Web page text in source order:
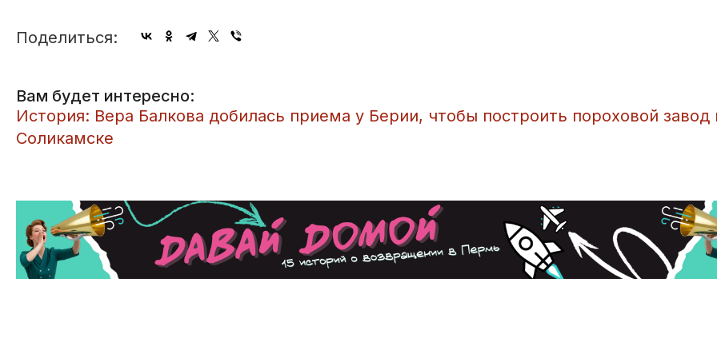
Поделиться:
Вам будет интересно:
​История: Вера Балкова добилась приема у Берии, чтобы построить пороховой завод
Соликамске